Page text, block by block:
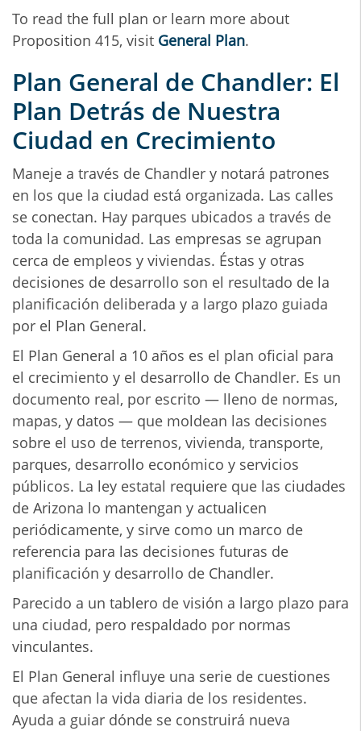
To read the full plan or learn more about
Proposition 415, visit General Plan.
Plan General de Chandler: El
Plan Detrás de Nuestra
Ciudad en Crecimiento
Maneje a través de Chandler y notará patrones
en los que la ciudad está organizada. Las calles
se conectan. Hay parques ubicados a través de
toda la comunidad. Las empresas se agrupan
cerca de empleos y viviendas. Éstas y otras
decisiones de desarrollo son el resultado de la
planificación deliberada y a largo plazo guiada
por el Plan General.
El Plan General a 10 años es el plan oficial para
el crecimiento y el desarrollo de Chandler. Es un
documento real, por escrito — lleno de normas,
mapas, y datos — que moldean las decisiones
sobre el uso de terrenos, vivienda, transporte,
parques, desarrollo económico y servicios
públicos. La ley estatal requiere que las ciudades
de Arizona lo mantengan y actualicen
periódicamente, y sirve como un marco de
referencia para las decisiones futuras de
planificación y desarrollo de Chandler.
Parecido a un tablero de visión a largo plazo para
una ciudad, pero respaldado por normas
vinculantes.
El Plan General influye una serie de cuestiones
que afectan la vida diaria de los residentes.
Ayuda a guiar dónde se construirá nueva